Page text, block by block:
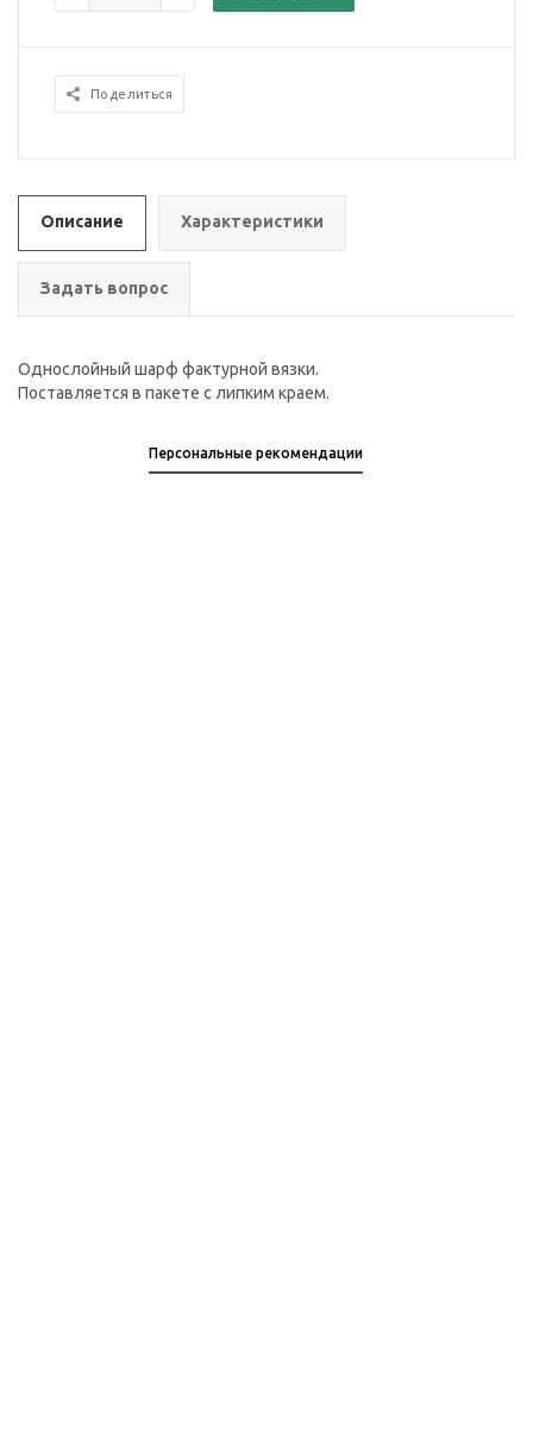
Поделиться
Описание Характеристики
Задать вопрос
Однослойный шарф фактурной вязки.
Поставляется в пакете с липким краем.
Персональные рекомендации